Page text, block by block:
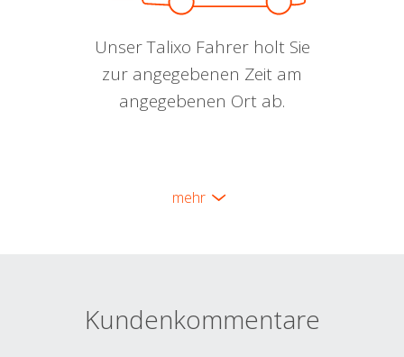
Unser Talixo Fahrer holt Sie
zur angegebenen Zeit am
angegebenen Ort ab.
mehr
Kundenkommentare